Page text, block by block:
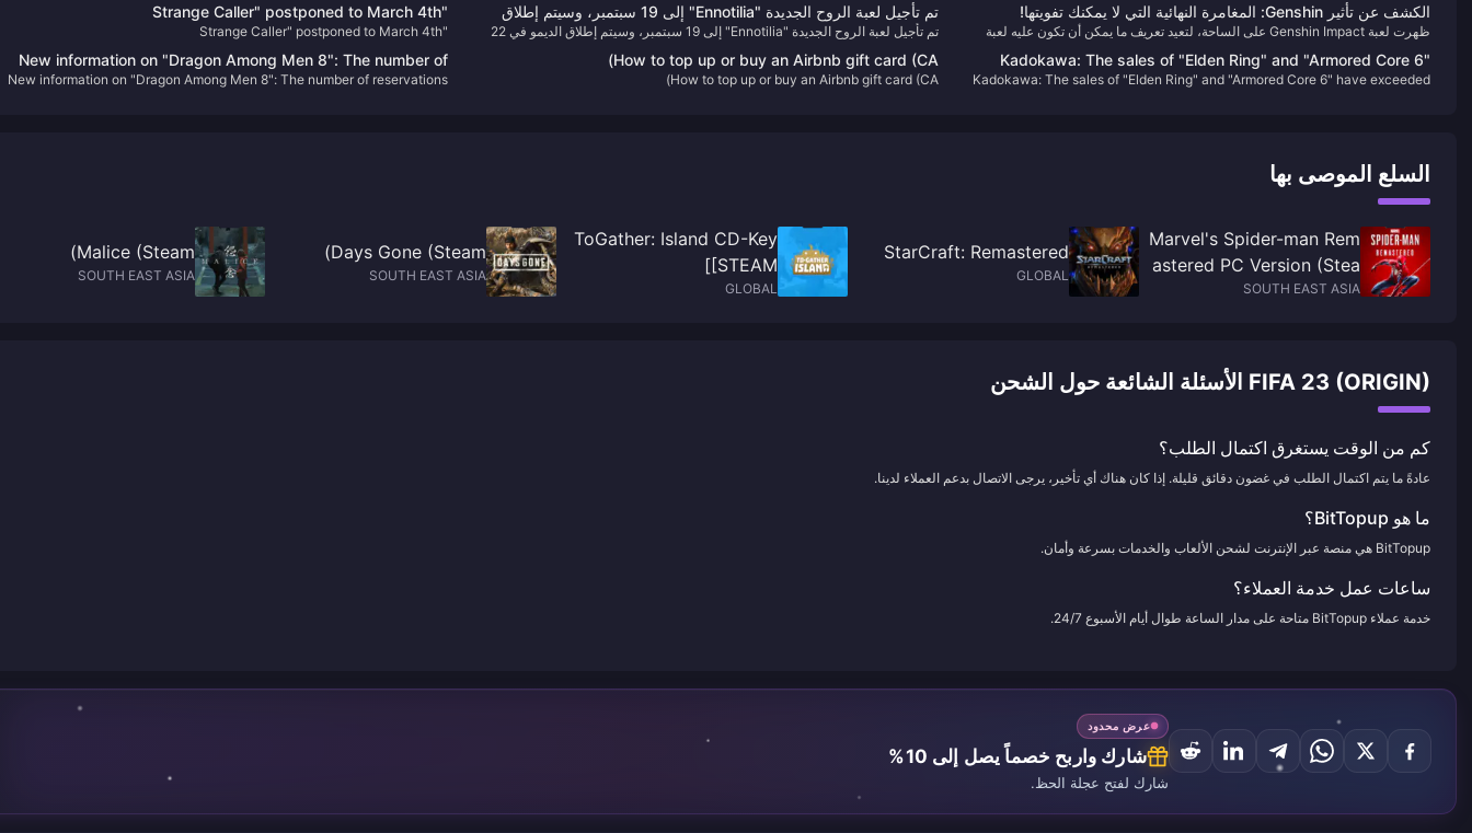
الكشف عن تأثير Genshin: المغامرة النهائية التي لا يمكنك تفويتها!
ظهرت لعبة Genshin Impact على الساحة، لتعيد تعريف ما يمكن أن تكون عليه لعبة
الخلابة وقصتها المعقدة ومجموعة لا حصر لها من الشخصيات. إذا لم تكن قد جربت
Teyvat بعد، فأنت تفوت المغامرة الأكثر إثارة في هذا العقد!
تم تأجيل لعبة الروح الجديدة "Ennotilia" إلى 19 سبتمبر، وسيتم إطلاق
الديمو في 22 مايو
تم تأجيل لعبة الروح الجديدة "Ennotilia" إلى 19 سبتمبر، وسيتم إطلاق الديمو في 22
"Strange Caller" postponed to March 4th
"Strange Caller" postponed to March 4th
Kadokawa: The sales of "Elden Ring" and "Armored Core 6"
have exceeded expectations, and "Shadow of the Golden Tree"
Kadokawa: The sales of "Elden Ring" and "Armored Core 6" have exceeded
How to top up or buy an Airbnb gift card (CA)
How to top up or buy an Airbnb gift card (CA)
New information on "Dragon Among Men 8": The number of
has reached a new high, there is no XGP plan yet,
New information on "Dragon Among Men 8": The number of reservations
السلع الموصى بها
Marvel's Spider-man Rem
astered PC Version (Stea
m)
SOUTH EAST ASIA
StarCraft: Remastered
GLOBAL
ToGather: Island CD-Key
[STEAM]
GLOBAL
Days Gone (Steam)
SOUTH EAST ASIA
Malice (Steam)
SOUTH EAST ASIA
FIFA 23 (ORIGIN) الأسئلة الشائعة حول الشحن
كم من الوقت يستغرق اكتمال الطلب؟
عادةً ما يتم اكتمال الطلب في غضون دقائق قليلة. إذا كان هناك أي تأخير، يرجى الاتصال بدعم العملاء لدينا.
ما هو BitTopup؟
BitTopup هي منصة عبر الإنترنت لشحن الألعاب والخدمات بسرعة وأمان.
ساعات عمل خدمة العملاء؟
خدمة عملاء BitTopup متاحة على مدار الساعة طوال أيام الأسبوع 24/7.
عرض محدود
شارك واربح خصماً يصل إلى 10%
شارك لفتح عجلة الحظ.